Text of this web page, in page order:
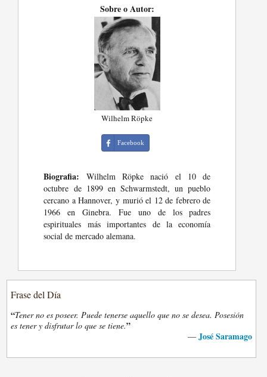
Sobre o Autor:
Wilhelm Röpke
Facebook
Biografia: Wilhelm Röpke nació el 10 de
octubre de 1899 en Schwarmstedt, un pueblo
cercano a Hannover, y murió el 12 de febrero de
1966 en Ginebra. Fue uno de los padres
espirituales más importantes de la economía
social de mercado alemana.
Frase del Día
“Tener no es poseer. Puede tenerse aquello que no se desea. Posesión
es tener y disfrutar lo que se tiene.”
— José Saramago